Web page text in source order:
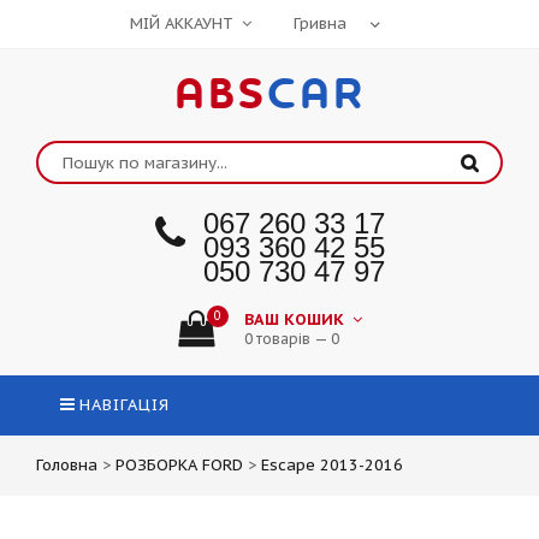
МІЙ АККАУНТ
ABSCAR
067 260 33 17
093 360 42 55
050 730 47 97
0 ВАШ КОШИК
0 товарів — 0
НАВІГАЦІЯ
Головна > РОЗБОРКА FORD > Escape 2013-2016